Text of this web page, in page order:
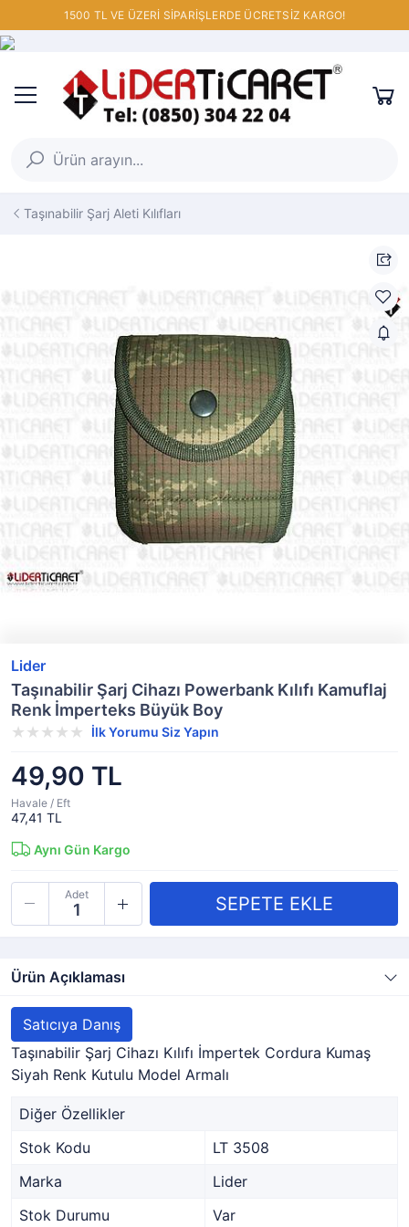
1500 TL VE ÜZERİ SİPARİŞLERDE ÜCRETSİZ KARGO!
Taşınabilir Şarj Aleti Kılıfları
Lider
Taşınabilir Şarj Cihazı Powerbank Kılıfı Kamuflaj
Renk İmperteks Büyük Boy
İlk Yorumu Siz Yapın
49,90 TL
Havale / Eft
47,41 TL
Aynı Gün Kargo
Adet
Ürün Açıklaması
Satıcıya Danış
Taşınabilir Şarj Cihazı Kılıfı İmpertek Cordura Kumaş
Siyah Renk Kutulu Model Armalı
Diğer Özellikler
Stok Kodu
LT 3508
Marka
Lider
Stok Durumu
Var